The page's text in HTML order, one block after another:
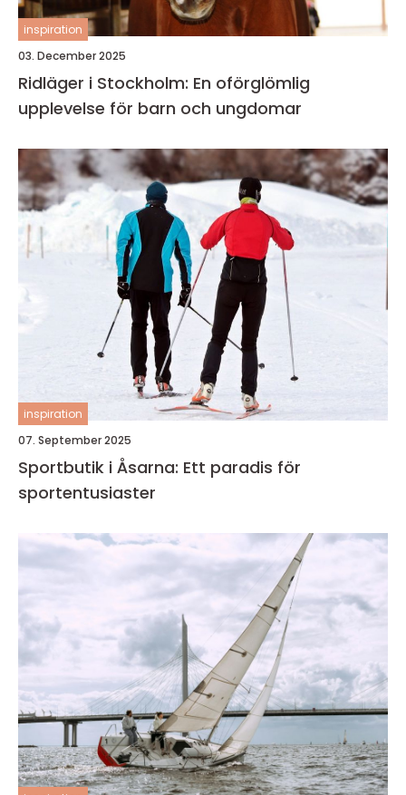
inspiration
03. December 2025
Ridläger i Stockholm: En oförglömlig
upplevelse för barn och ungdomar
inspiration
07. September 2025
Sportbutik i Åsarna: Ett paradis för
sportentusiaster